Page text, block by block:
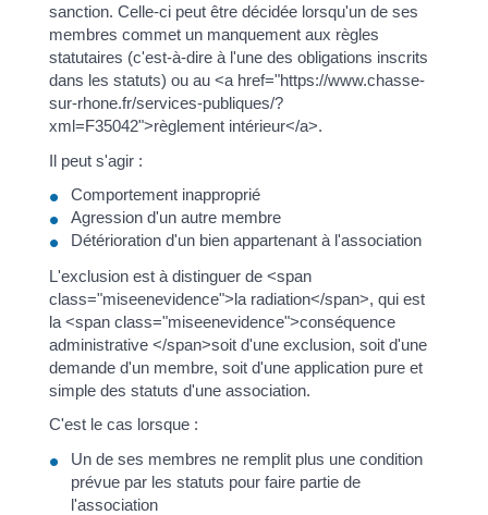
sanction. Celle-ci peut être décidée lorsqu'un de ses
membres commet un manquement aux règles
statutaires (c'est-à-dire à l'une des obligations inscrits
dans les statuts) ou au <a href="https://www.chasse-
sur-rhone.fr/services-publiques/?
xml=F35042">règlement intérieur</a>.
Il peut s'agir :
Comportement inapproprié
Agression d'un autre membre
Détérioration d'un bien appartenant à l'association
L'exclusion est à distinguer de <span
class="miseenevidence">la radiation</span>, qui est
la <span class="miseenevidence">conséquence
administrative </span>soit d'une exclusion, soit d'une
demande d'un membre, soit d'une application pure et
simple des statuts d'une association.
C'est le cas lorsque :
Un de ses membres ne remplit plus une condition
prévue par les statuts pour faire partie de
l'association